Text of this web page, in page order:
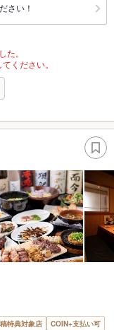
さい！
。
ください。
特典対象店
COIN+支払い可